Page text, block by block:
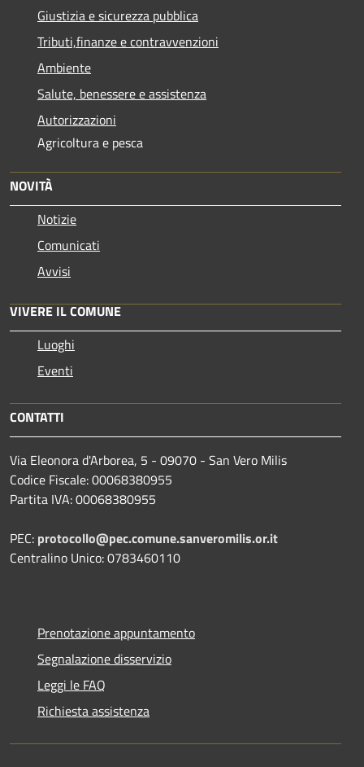
Giustizia e sicurezza pubblica
Tributi,finanze e contravvenzioni
Ambiente
Salute, benessere e assistenza
Autorizzazioni
Agricoltura e pesca
NOVITÀ
Notizie
Comunicati
Avvisi
VIVERE IL COMUNE
Luoghi
Eventi
CONTATTI
Via Eleonora d'Arborea, 5 - 09070 - San Vero Milis
Codice Fiscale: 00068380955
Partita IVA: 00068380955
PEC: protocollo@pec.comune.sanveromilis.or.it
Centralino Unico: 0783460110
Prenotazione appuntamento
Segnalazione disservizio
Leggi le FAQ
Richiesta assistenza